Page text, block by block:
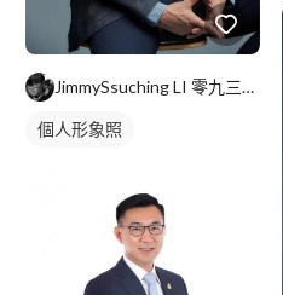
JimmySsuching LI 零九三一一九零零零七 ＞J
個人形象照